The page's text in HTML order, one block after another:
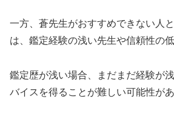
一方、蒼先生がおすすめできない人
は、鑑定経験の浅い先生や信頼性の低
鑑定歴が浅い場合、まだまだ経験が
バイスを得ることが難しい可能性があ